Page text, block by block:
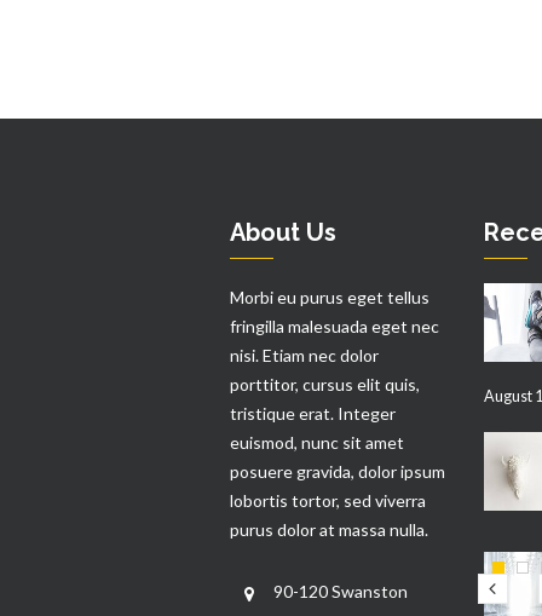
About Us
Morbi eu purus eget tellus
fringilla malesuada eget nec
nisi. Etiam nec dolor
porttitor, cursus elit quis,
tristique erat. Integer
euismod, nunc sit amet
posuere gravida, dolor ipsum
lobortis tortor, sed viverra
purus dolor at massa nulla.
90-120 Swanston
August